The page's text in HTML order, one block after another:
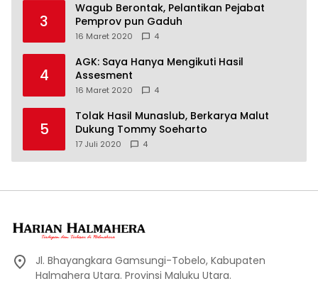
3
Wagub Berontak, Pelantikan Pejabat
Pemprov pun Gaduh
16 Maret 2020 4
4
AGK: Saya Hanya Mengikuti Hasil
Assesment
16 Maret 2020 4
5
Tolak Hasil Munaslub, Berkarya Malut
Dukung Tommy Soeharto
17 Juli 2020 4
Jl. Bhayangkara Gamsungi-Tobelo, Kabupaten
Halmahera Utara. Provinsi Maluku Utara.